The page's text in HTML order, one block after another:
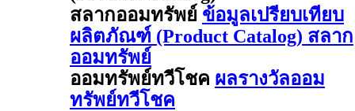
สลากออมทรัพย์ ข้อมูลเปรียบเทียบ
ผลิตภัณฑ์ (Product Catalog) สลาก
ออมทรัพย์
ออมทรัพย์ทวีโชค ผลรางวัลออม
ทรัพย์ทวีโชค